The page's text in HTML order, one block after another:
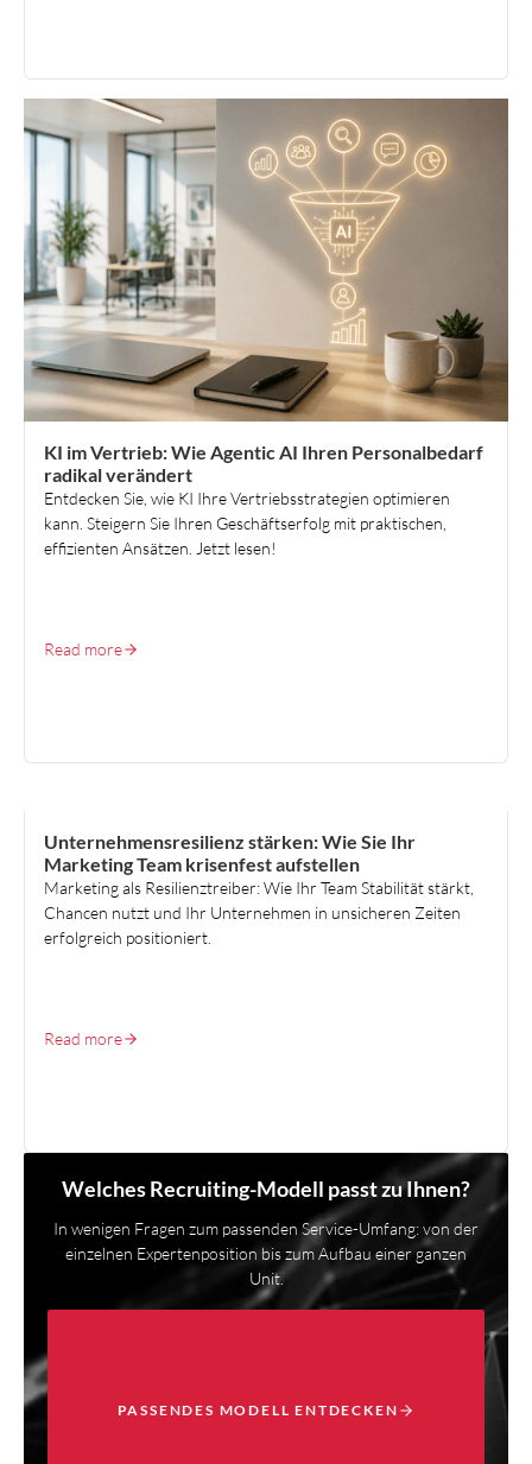
KI im Vertrieb: Wie Agentic AI Ihren Personalbedarf
radikal verändert
Entdecken Sie, wie KI Ihre Vertriebsstrategien optimieren
kann. Steigern Sie Ihren Geschäftserfolg mit praktischen,
effizienten Ansätzen. Jetzt lesen!
Read more
Unternehmensresilienz stärken: Wie Sie Ihr
Marketing Team krisenfest aufstellen
Marketing als Resilienztreiber: Wie Ihr Team Stabilität stärkt,
Chancen nutzt und Ihr Unternehmen in unsicheren Zeiten
erfolgreich positioniert.
Read more
Welches Recruiting-Modell passt zu Ihnen?
In wenigen Fragen zum passenden Service-Umfang: von der
einzelnen Expertenposition bis zum Aufbau einer ganzen
Unit.
PASSENDES MODELL ENTDECKEN